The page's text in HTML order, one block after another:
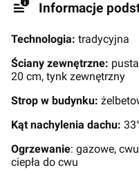
Informacje
Technologia: tradycyjna
Ściany zewnętrzne:
20 cm, tynk zewnętrzny
Strop w budynku:
Kąt nachylenia dachu: 33°
Ogrzewanie: gazowe,
ciepła do cwu